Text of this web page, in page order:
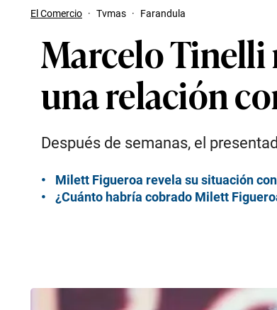
El Comercio · Tvmas · Farandula
Marcelo Tinelli
una relación
Después de semanas, el
Milett Figueroa revela su situación
¿Cuánto habría cobrado Milett